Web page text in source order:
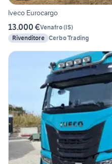
Iveco Eurocargo
13.000 €Venafro(IS)
Rivenditore Cerbo Trading